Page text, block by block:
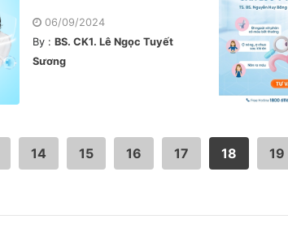
06/09/2024
By : BS. CK1. Lê Ngọc Tuyết
Sương
14 15 16 17 18 19